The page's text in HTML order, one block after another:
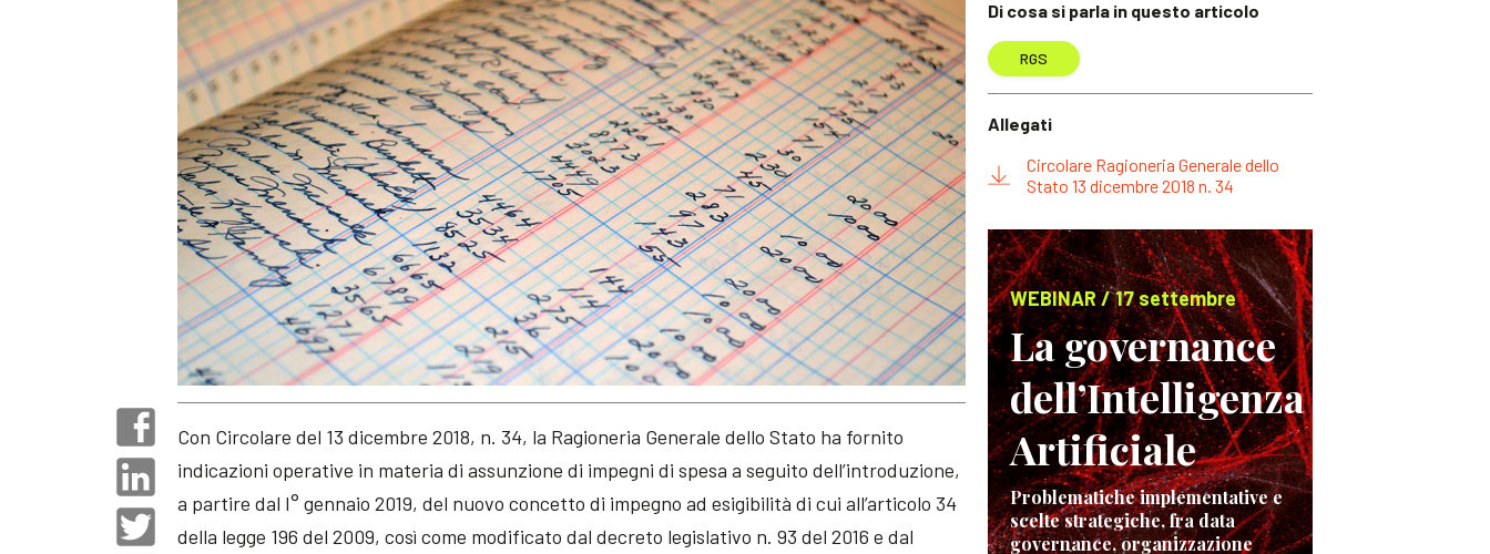
Con Circolare del 13 dicembre 2018, n. 34, la Ragioneria Generale dello Stato ha fornito
indicazioni operative in materia di assunzione di impegni di spesa a seguito dell’introduzione,
a partire dal I° gennaio 2019, del nuovo concetto di impegno ad esigibilità di cui all’articolo 34
della legge 196 del 2009, così come modificato dal decreto legislativo n. 93 del 2016 e dal
Di cosa si parla in questo articolo
RGS
Allegati
Circolare Ragioneria Generale dello
Stato 13 dicembre 2018 n. 34
WEBINAR / 17 settembre
La governance
dell’Intelligenza
Artificiale
Problematiche implementative e
scelte strategiche, fra data
governance, organizzazione